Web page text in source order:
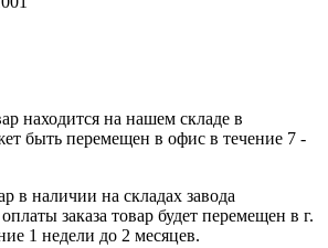
находится на нашем складе в
быть перемещен в офис в течение 7 -
в наличии на складах завода
заказа товар будет перемещен в г.
1 недели до 2 месяцев.